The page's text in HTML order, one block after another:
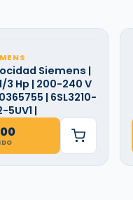
Siemens |
3 Hp | 200-240 V
| 6SL3210-
5UV1 |